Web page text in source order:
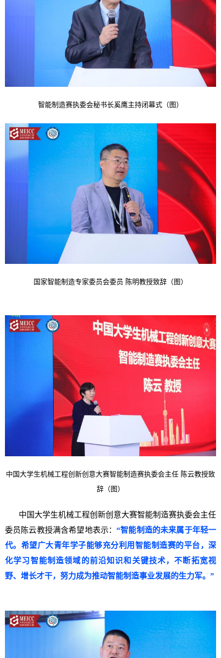
智能制造赛执委会秘书长奚鹰主持闭幕式（图）
国家智能制造专家委员会委员 陈明教授致辞（图）
中国大学生机械工程创新创意大赛智能制造赛执委会主任 陈云教授致
辞（图）
中国大学生机械工程创新创意大赛智能制造赛执委会主任
委员陈云教授满含希望地表示：“智能制造的未来属于年轻一
代。希望广大青年学子能够充分利用智能制造赛的平台，深
化学习智能制造领域的前沿知识和关键技术，不断拓宽视
野、增长才干，努力成为推动智能制造事业发展的生力军。”